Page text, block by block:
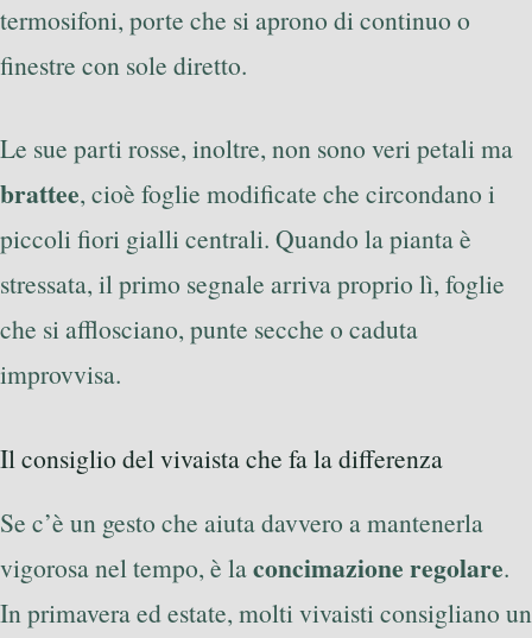
termosifoni, porte che si aprono di continuo o
finestre con sole diretto.
Le sue parti rosse, inoltre, non sono veri petali ma
brattee, cioè foglie modificate che circondano i
piccoli fiori gialli centrali. Quando la pianta è
stressata, il primo segnale arriva proprio lì, foglie
che si afflosciano, punte secche o caduta
improvvisa.
Il consiglio del vivaista che fa la differenza
Se c’è un gesto che aiuta davvero a mantenerla
vigorosa nel tempo, è laconcimazione regolare.
In primavera ed estate, molti vivaisti consigliano un